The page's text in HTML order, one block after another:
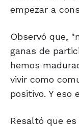
empezar a
Observó que,
ganas de
hemos
vivir como
positivo. Y eso
Resaltó que